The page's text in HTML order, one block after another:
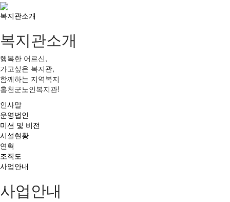
복지관소개
복지관소개
행복한 어르신,
가고싶은 복지관,
함께하는 지역복지
홍천군노인복지관!
인사말
운영법인
미션 및 비전
시설현황
연혁
조직도
사업안내
사업안내